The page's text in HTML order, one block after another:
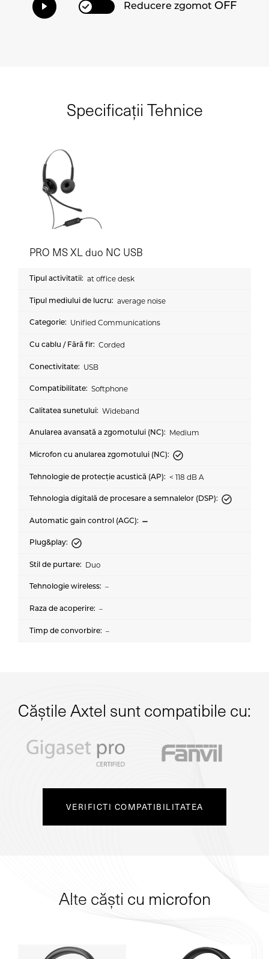
Reducere zgomot OFF
Specificații Tehnice
PRO MS XL duo NC USB
at office desk
average noise
Unified Communications
Corded
USB
Softphone
Wideband
Medium
< 118 dB A
Duo
–
–
–
Căștile Axtel sunt compatibile cu:
VERIFICTI COMPATIBILITATEA
Alte căști cu microfon